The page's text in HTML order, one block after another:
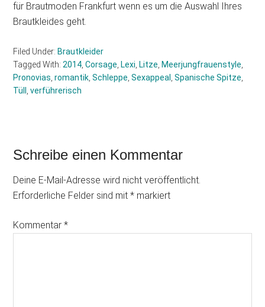
für Brautmoden Frankfurt wenn es um die Auswahl Ihres
Brautkleides geht.
Filed Under: Brautkleider
Tagged With: 2014 ,Corsage Lexi Litze Meerjungfrauenstyle
Pronovias ,romantik ,Schleppe ,Sexappeal ,Spanische Spitze
Tüll
,verführerisch
Reader
Interactions
Schreibe einen Kommentar
Deine E-Mail-Adresse wird nicht veröffentlicht.
Erforderliche Felder sind mit* markiert
Kommentar*